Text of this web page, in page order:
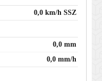
0,0 km/h SSZ
0,0 mm
0,0 mm/h